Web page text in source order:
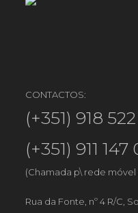
CONTACTOS:
(+351) 918
(+351) 911 147
(Chamada p\ rede móvel
Rua da Fonte, nº 4 R/C,